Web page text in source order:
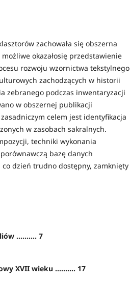
zachowała się obszerna
okazałosię przedstawienie
rozwoju wzornictwa tekstylnego
zachodzących w historii
zebranego podczas inwentaryzacji
w obszernej publikacji
celem jest identyfikacja
w zasobach sakralnych.
techniki wykonania
bazę danych
dzień trudno dostępny, zamknięty
.......... 7
XVII wieku .......... 17